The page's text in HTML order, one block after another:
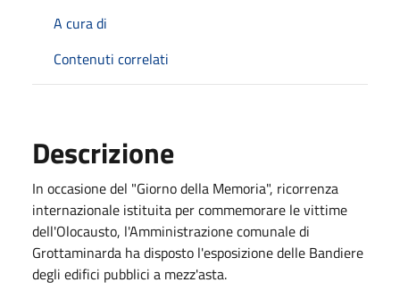
A cura di
Contenuti correlati
Descrizione
In occasione del "Giorno della Memoria", ricorrenza
internazionale istituita per commemorare le vittime
dell'Olocausto, l'Amministrazione comunale di
Grottaminarda ha disposto l'esposizione delle Bandiere
degli edifici pubblici a mezz'asta.